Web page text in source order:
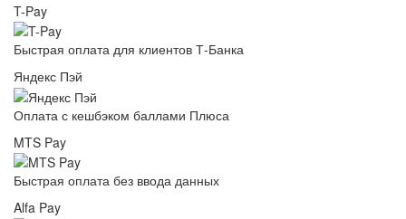
T-Pay
Быстрая оплата для клиентов Т-Банка
Яндекс Пэй
Оплата с кешбэком баллами Плюса
MTS Pay
Быстрая оплата без ввода данных
Alfa Pay